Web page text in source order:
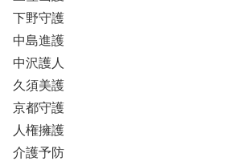
下野守護
中島進護
中沢護人
久須美護
京都守護
人権擁護
介護予防